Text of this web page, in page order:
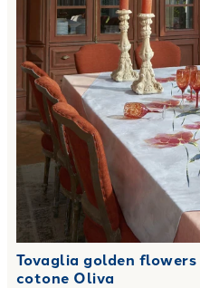
Tovaglia golden flowers
cotone Oliva